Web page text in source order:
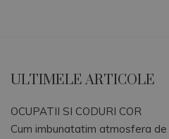
ULTIMELE ARTICOLE
OCUPATII SI CODURI COR
Cum imbunatatim atmosfera de